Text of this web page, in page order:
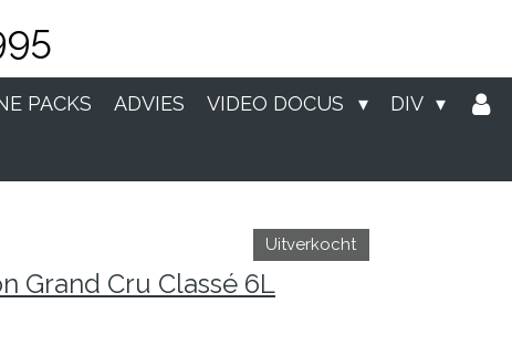
PACKS ADVIES VIDEO DOCUS DIV
Uitverkocht
Grand Cru Classé 6L